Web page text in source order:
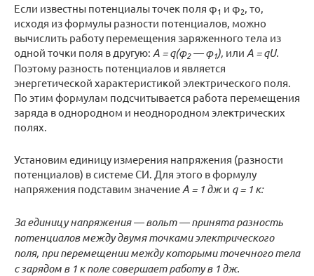
Если известны потенциалы точек поля φ1 и φ2 , то,
исходя из формулы разности потенциалов, можно
вычислить работу перемещения заряженного тела из
одной точки поля в другую: A = q(φ2— φ1), или A = qU.
Поэтому разность потенциалов и является
энергетической характеристикой электрического поля.
По этим формулам подсчитывается работа перемещения
заряда в однородном и неоднородном электрических
полях.
Установим единицу измерения напряжения (разности
потенциалов) в системе СИ. Для этого в формулу
напряжения подставим значение А = 1 джи q = 1 к:
За единицу напряжения — вольт — принята разность
потенциалов между двумя точками электрического
поля, при перемещении между которыми точечного тела
с зарядом в 1 к поле совершает работу в 1 дж.